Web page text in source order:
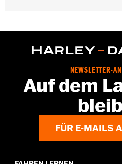
NEWSLETTER-
Auf dem
FÜR E-MAILS